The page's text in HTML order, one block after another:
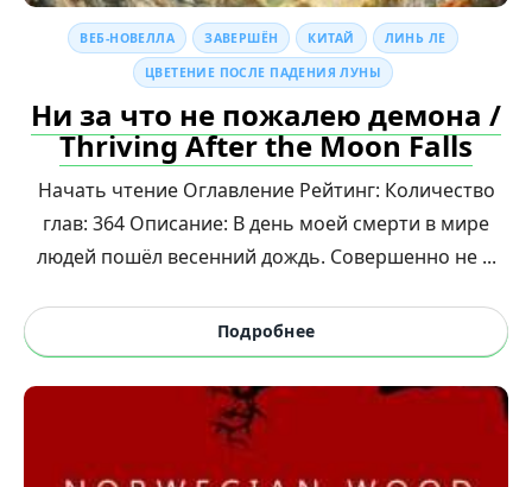
ВЕБ-НОВЕЛЛА ЗАВЕРШЁН КИТАЙ ЛИНЬ ЛЕ
ЦВЕТЕНИЕ ПОСЛЕ ПАДЕНИЯ ЛУНЫ
Ни за что не пожалею демона /
Thriving After the Moon Falls
Начать чтение Оглавление Рейтинг: Количество
глав: 364 Описание: В день моей смерти в мире
людей пошёл весенний дождь. Совершенно не ...
Подробнее